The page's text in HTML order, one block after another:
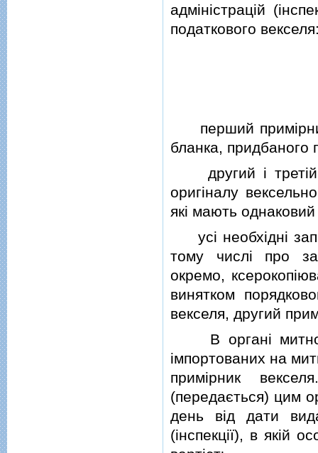
адмiнiстрацiй
податкового
перший примiрник
бланка, придбаного
другий i третiй
оригiналу
якi мають
усi необхiднi
тому числi про
окремо,
винятком
векселя, другий
В органi
iмпортованих на
примiрник
(передається) цим
день вiд дати
(iнспекцiї), в якiй